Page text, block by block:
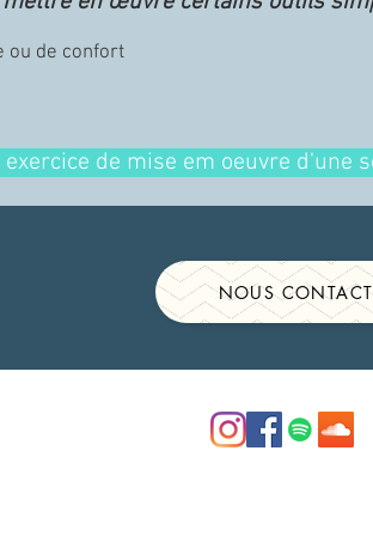
ou de confort
de mise em oeuvre d'une
NOUS